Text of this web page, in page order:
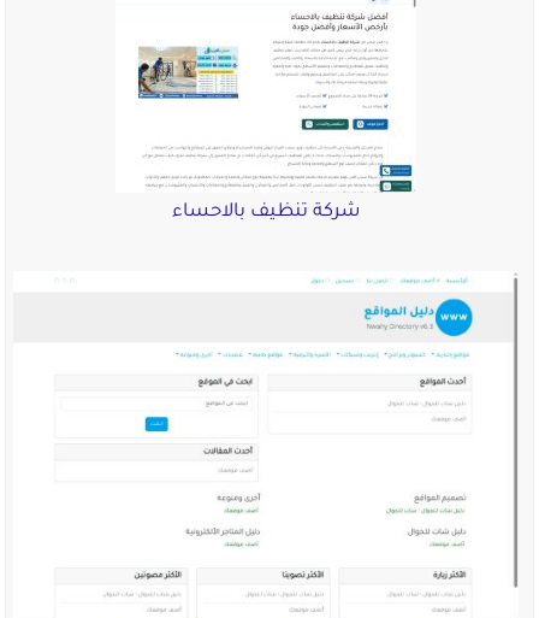
شركة تنظيف بالاحساء